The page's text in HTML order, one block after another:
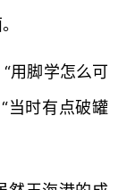
用脚学怎么可
当时有点破罐